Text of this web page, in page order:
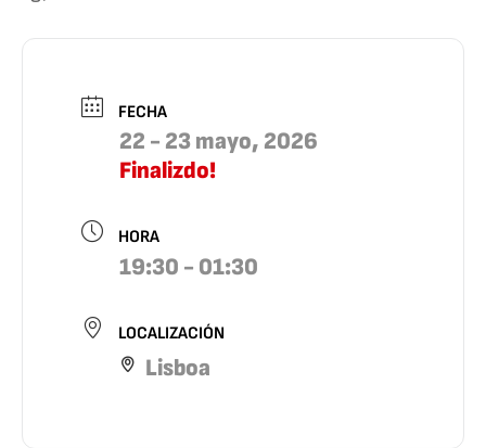
FECHA
22 - 23 mayo, 2026
Finalizdo!
HORA
19:30 - 01:30
LOCALIZACIÓN
Lisboa